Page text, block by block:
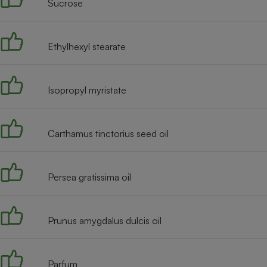
Sucrose
Ethylhexyl stearate
Isopropyl myristate
Carthamus tinctorius seed oil
Persea gratissima oil
Prunus amygdalus dulcis oil
Parfum